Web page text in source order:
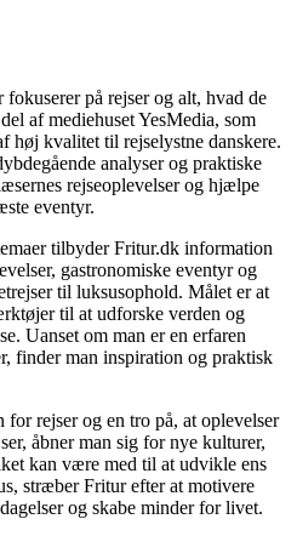
på rejser og alt, hvad de
af mediehuset YesMedia, som
høj kvalitet til rejselystne danskere.
analyser og praktiske
rejseoplevelser og hjælpe
eventyr.
tilbyder Fritur.dk information
gastronomiske eventyr og
til luksusophold. Målet er at
til at udforske verden og
Uanset om man er en erfaren
finder man inspiration og praktisk
for rejser og en tro på, at oplevelser
åbner man sig for nye kulturer,
kan være med til at udvikle ens
stræber Fritur efter at motivere
og skabe minder for livet.